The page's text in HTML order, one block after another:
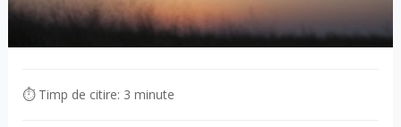
⏱ Timp de citire: 3 minute